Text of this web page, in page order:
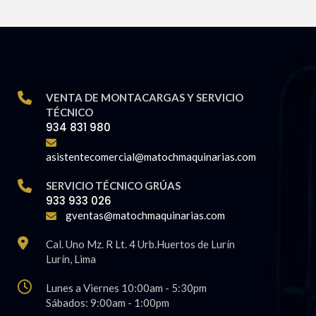
VENTA DE MONTACARGAS Y SERVICIO
TÉCNICO
934 831 980
asistentecomercial@matochmaquinarias.com
SERVICIO TÉCNICO GRÚAS
933 933 026
gventas@matochmaquinarias.com
Cal. Uno Mz. R Lt. 4 Urb.Huertos de Lurín
Lurí­n, Lima
Lunes a Viernes 10:00am - 5:30pm
Sábados: 9:00am - 1:00pm